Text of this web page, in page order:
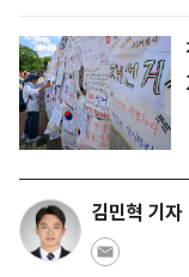
김민혁 기자